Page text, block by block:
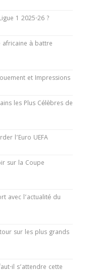
de football
1 2025-26 ?
africaine à battre
et Impressions
les Plus Célèbres de
l’Euro UEFA
sur la Coupe
avec l’actualité du
sur les plus grands
il s’attendre cette